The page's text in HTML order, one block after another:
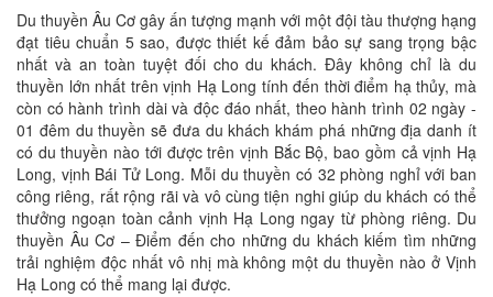
Du thuyền Âu Cơ gây ấn tượng mạnh với một đội tàu thượng hạng
đạt tiêu chuẩn 5 sao, được thiết kế đảm bảo sự sang trọng bậc
nhất và an toàn tuyệt đối cho du khách. Đây không chỉ là du
thuyền lớn nhất trên vịnh Hạ Long tính đến thời điểm hạ thủy, mà
còn có hành trình dài và độc đáo nhất, theo hành trình 02 ngày -
01 đêm du thuyền sẽ đưa du khách khám phá những địa danh ít
có du thuyền nào tới được trên vịnh Bắc Bộ, bao gồm cả vịnh Hạ
Long, vịnh Bái Tử Long. Mỗi du thuyền có 32 phòng nghỉ với ban
công riêng, rất rộng rãi và vô cùng tiện nghi giúp du khách có thể
thưởng ngoạn toàn cảnh vịnh Hạ Long ngay từ phòng riêng. Du
thuyền Âu Cơ – Điểm đến cho những du khách kiếm tìm những
trải nghiệm độc nhất vô nhị mà không một du thuyền nào ở Vịnh
Hạ Long có thể mang lại được.